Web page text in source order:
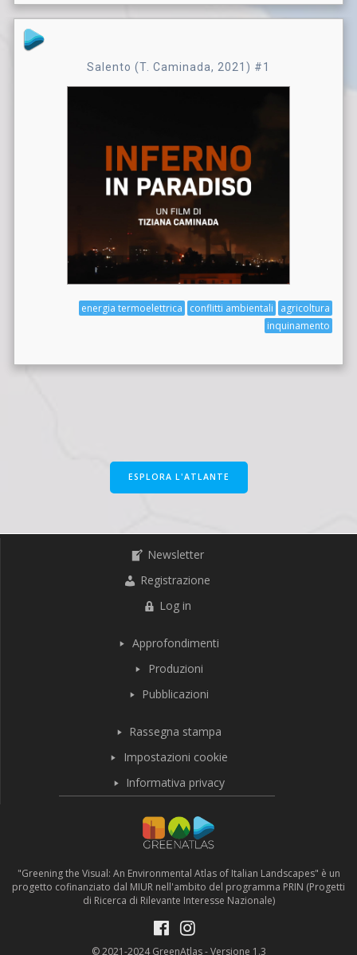
Salento (T. Caminada, 2021) #1
agricoltura
conflitti ambientali
energia termoelettrica
inquinamento
ESPLORA L'ATLANTE
Newsletter
Registrazione
Log in
Approfondimenti
Produzioni
Pubblicazioni
Rassegna stampa
Impostazioni cookie
Informativa privacy
"Greening the Visual: An Environmental Atlas of Italian Landscapes" è un
progetto cofinanziato dal MIUR nell'ambito del programma PRIN (Progetti
di Ricerca di Rilevante Interesse Nazionale)
© 2021-2024 GreenAtlas - Versione 1.3